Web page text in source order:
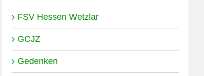
FSV Hessen Wetzlar
GCJZ
Gedenken